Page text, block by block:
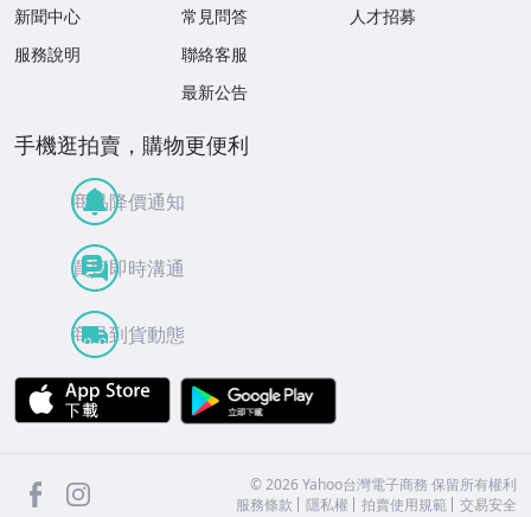
新聞中心
服務說明
常見問答
聯絡客服
最新公告
人才招募
手機逛拍賣，購物更便利
商品降價通知
買賣即時溝通
商品到貨動態
APP Store
facebook ©2026 Yahoo台灣電子商務 保留所有權利
服務條款
隱私權 拍賣使用規範 交易安全